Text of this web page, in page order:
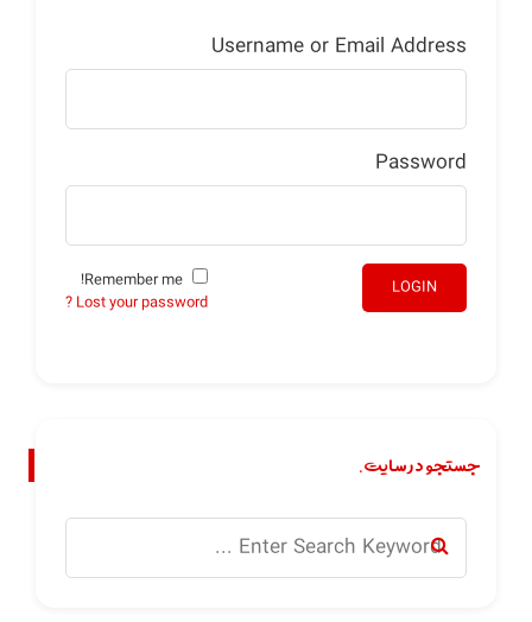
Username or Email Address
Password
LOGIN
Lost your password ?
جستجو در سایت.